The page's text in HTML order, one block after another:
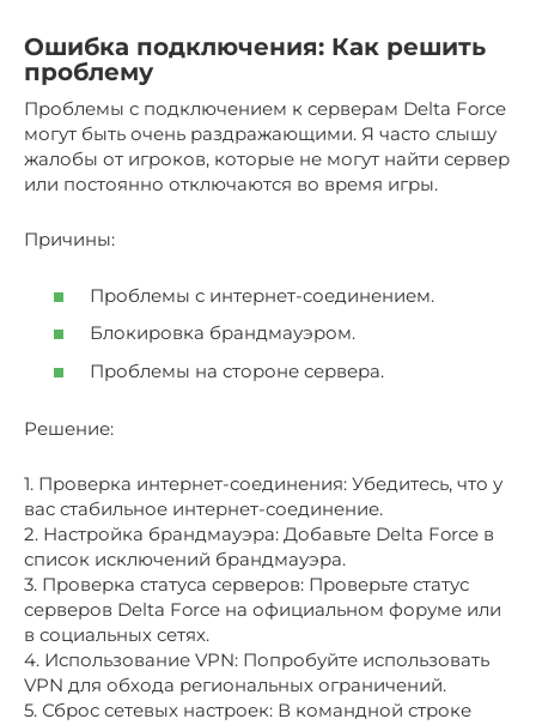
Ошибка подключения: Как решить
проблему
Проблемы с подключением к серверам Delta Force
могут быть очень раздражающими. Я часто слышу
жалобы от игроков, которые не могут найти сервер
или постоянно отключаются во время игры.
Причины:
Проблемы с интернет-соединением.
Блокировка брандмауэром.
Проблемы на стороне сервера.
Решение:
1. Проверка интернет-соединения: Убедитесь, что у
вас стабильное интернет-соединение.
2. Настройка брандмауэра: Добавьте Delta Force в
список исключений брандмауэра.
3. Проверка статуса серверов: Проверьте статус
серверов Delta Force на официальном форуме или
в социальных сетях.
4. Использование VPN: Попробуйте использовать
VPN для обхода региональных ограничений.
5. Сброс сетевых настроек: В командной строке